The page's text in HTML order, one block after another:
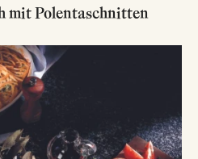
mit Polentaschnitten